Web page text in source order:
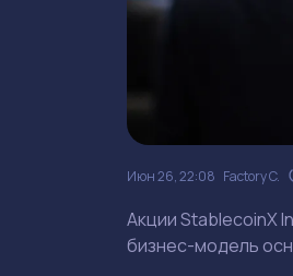
Июн 26, 22:08 Factory C.
Акции StablecoinX
бизнес-модель